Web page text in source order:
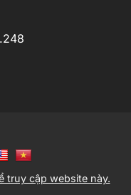
truy cập website này.